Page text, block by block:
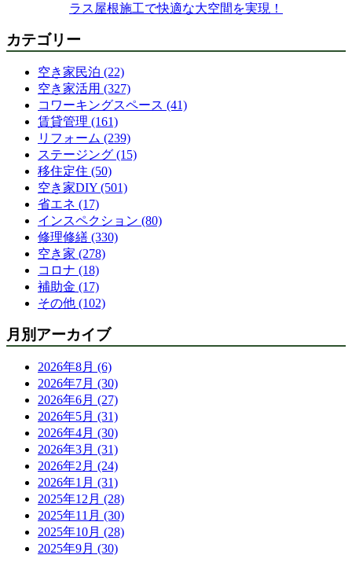
ラス屋根施工で快適な大空間を実現！
カテゴリー
空き家民泊 (22)
空き家活用 (327)
コワーキングスペース (41)
賃貸管理 (161)
リフォーム (239)
ステージング (15)
移住定住 (50)
空き家DIY (501)
省エネ (17)
インスペクション (80)
修理修繕 (330)
空き家 (278)
コロナ (18)
補助金 (17)
その他 (102)
月別アーカイブ
2026年8月 (6)
2026年7月 (30)
2026年6月 (27)
2026年5月 (31)
2026年4月 (30)
2026年3月 (31)
2026年2月 (24)
2026年1月 (31)
2025年12月 (28)
2025年11月 (30)
2025年10月 (28)
2025年9月 (30)